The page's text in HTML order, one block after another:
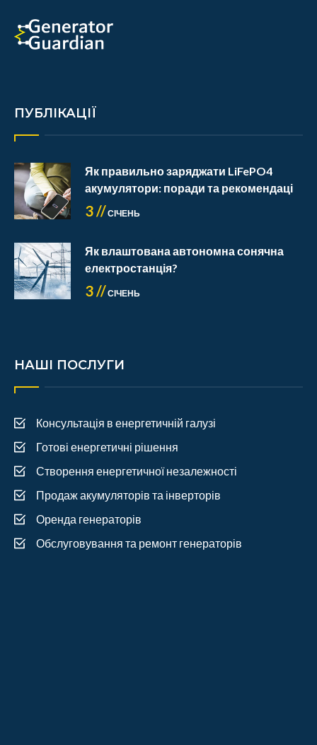
ПУБЛІКАЦІЇ
Як правильно заряджати LiFePO4
акумулятори: поради та рекомендаці
3 //СІЧЕНЬ
Як влаштована автономна сонячна
електростанція?
3 //СІЧЕНЬ
НАШІ ПОСЛУГИ
Консультація в енергетичній галузі
Готові енергетичні рішення
Створення енергетичної незалежності
Продаж акумуляторів та інверторів
Оренда генераторів
Обслуговування та ремонт генераторів